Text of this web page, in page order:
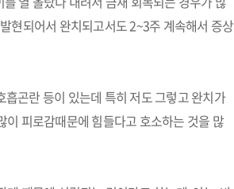
현되어서 완치되고서도 2~3주 계속해서 증상
흡곤란 등이 있는데 특히 저도 그렇고 완치가
피로감때문에 힘들다고 호소하는 것을 많